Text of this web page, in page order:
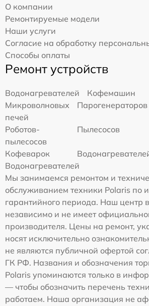
О компании
Ремонтируемые модели
Наши услуги
Согласие на обработку
Способы оплаты
Ремонт устройств
Водонагревателей
Кофемашин
Микроволновых
печей
Парогенераторов
Роботов-
пылесосов
Пылесосов
Кофеварок
Водонагревателей
Мы занимаемся ремонтом и
обслуживанием техники Polaris по
гарантийного периода. Наш центр
независимо и не имеет
производителя. Цены на ремонт,
носят исключительно
не являются публичной офертой
ГК РФ. Названия и обозначения
Polaris упоминаются только в
— чтобы обозначить перечень
работаем. Наша организация не